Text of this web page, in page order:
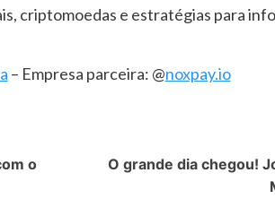
criptomoedas e estratégias para
– Empresa parceira: @noxpay.io
o
O grande dia chegou!